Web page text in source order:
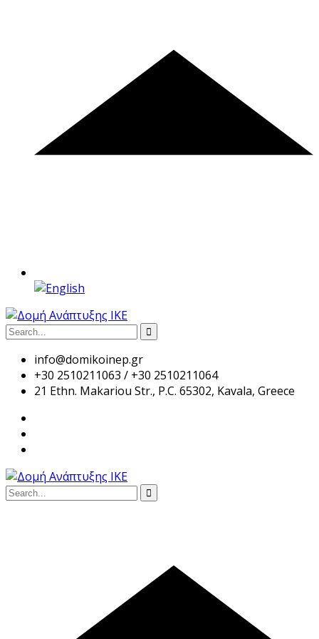
info@domikoinep.gr
+30 2510211063 / +30 2510211064
21 Ethn. Makariou Str., P.C. 65302, Kavala, Greece